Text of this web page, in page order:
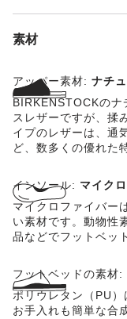
より生じる個体差が
実際の製品の色味
により、サイト掲載
たします。
素材
アッパー素材: ナチ
BIRKENSTOCKのナ
スレザーですが、揉
イプのレザーは、通
ど、数多くの優れた
インソール: マイク
マイクロファイバー
い素材です。動物性
品などでフットベッ
フットベッドの素材:
ポリウレタン（PU）
お手入れも簡単な合